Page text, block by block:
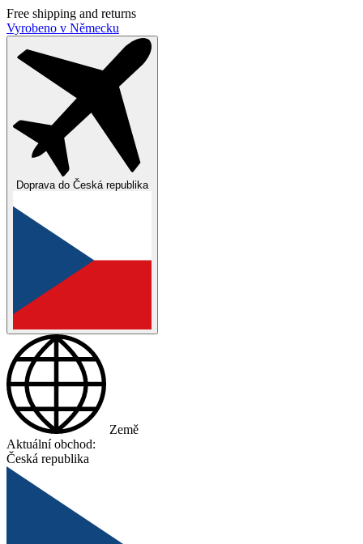
Free shipping and returns
Vyrobeno v Německu
Doprava do Česká republika
Země
Aktuální obchod:
Česká republika